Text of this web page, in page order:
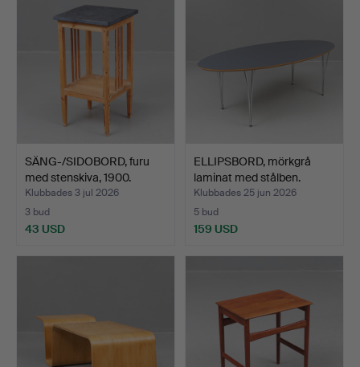
SÄNG-/SIDOBORD, furu
med stenskiva, 1900.
Klubbades 3 jul 2026
3 bud
43 USD
ELLIPSBORD, mörkgrå
laminat med stålben.
Klubbades 25 jun 2026
5 bud
159 USD